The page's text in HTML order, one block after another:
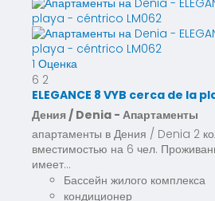
1 Оценка
6 2
ELEGANCE 8 VYB cerca de la
Дения / Denia - Апартаменты
апартаменты в Дения / Denia 2
вместимостью на 6 чел.
имеет...
Бассейн жилого комплекса
кондиционер